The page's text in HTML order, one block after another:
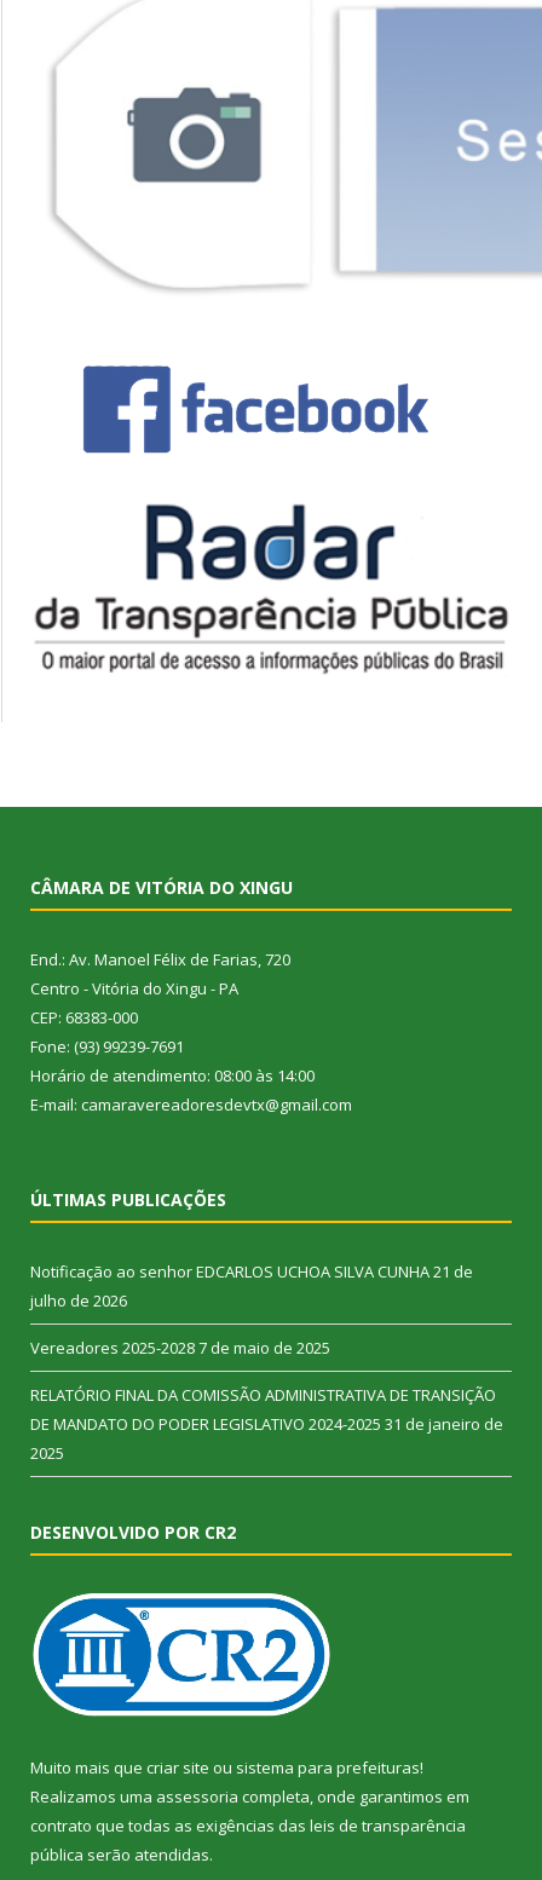
CÂMARA DE VITÓRIA DO XINGU
End.: Av. Manoel Félix de Farias, 720
Centro - Vitória do Xingu - PA
CEP: 68383-000
Fone: (93) 99239-7691
Horário de atendimento: 08:00 às 14:00
E-mail: camaravereadoresdevtx@gmail.com
ÚLTIMAS PUBLICAÇÕES
Notificação ao senhor EDCARLOS UCHOA SILVA CUNHA21 de
julho de 2026
Vereadores 2025-20287 de maio de 2025
RELATÓRIO FINAL DA COMISSÃO ADMINISTRATIVA DE TRANSIÇÃO
DE MANDATO DO PODER LEGISLATIVO 2024-2025 31 de janeiro de
2025
DESENVOLVIDO POR CR2
Muito mais que criar site ou sistema para prefeituras!
Realizamos uma assessoria completa, onde garantimos em
contrato que todas as exigências das leis de transparência
pública serão atendidas.